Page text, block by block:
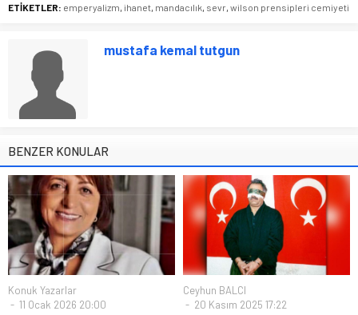
ETİKETLER: emperyalizm ihanet mandacılık sevr wilson prensipleri cemiyeti
mustafa kemal tutgun
BENZER KONULAR
Konuk Yazarlar
11 Ocak 2026 20:00
Ceyhun BALCI
20 Kasım 2025 17:22